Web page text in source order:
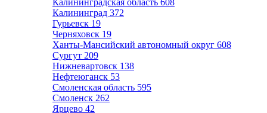
Калининградская область 608
Калининград 372
Гурьевск 19
Черняховск 19
Ханты-Мансийский автономный округ 608
Сургут 209
Нижневартовск 138
Нефтеюганск 53
Смоленская область 595
Смоленск 262
Ярцево 42